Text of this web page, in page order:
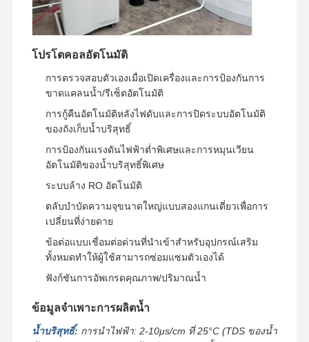
ระบบน้ำ RO อัลตร้าเพียว
ระบบทําความสะอาดน้ําอุตสาหกรรม
สินค้าใช้ในการทําความสะอาดน้ํา
อุปกรณ์เสริมระบบทําความสะอาดน้ํา
โปรโตคอลอัตโนมัติ
การตรวจสอบตัวเองเมื่อเปิดเครื่องและการป้องกันการ
ขาดแคลนน้ำ/รีเซ็ตอัตโนมัติ
การกู้คืนอัตโนมัติหลังไฟดับและการปิดระบบอัตโนมัติ
ของถังเก็บน้ำบริสุทธิ์
การป้องกันแรงดันไฟฟ้าต่ำพิเศษและการหมุนเวียน
อัตโนมัติของน้ำบริสุทธิ์พิเศษ
ระบบล้าง RO อัตโนมัติ
ตลับบำบัดความจุขนาดใหญ่แบบสองแกนเดี่ยวเพื่อการ
เปลี่ยนที่ง่ายดาย
ข้อต่อแบบเชื่อมต่อด่วนที่นำเข้าสำหรับอุปกรณ์เสริม
ทั้งหมดทำให้ผู้ใช้สามารถซ่อมแซมตัวเองได้
ฟังก์ชันการอัพเกรดคุณภาพ/ปริมาณน้ำ
ข้อมูลจำเพาะการผลิตน้ำ
น้ำบริสุทธิ์: การนำไฟฟ้า: 2-10μs/cm ที่ 25°C (TDS ของน้ำ